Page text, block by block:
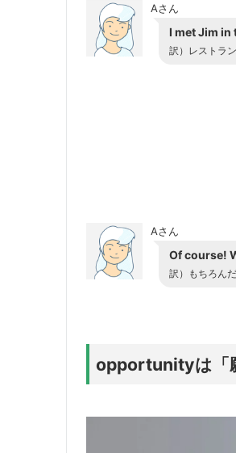
Aさん
I met Jim in
訳）レストラ
Aさん
Of course!
訳）もちろん
opportunityは「